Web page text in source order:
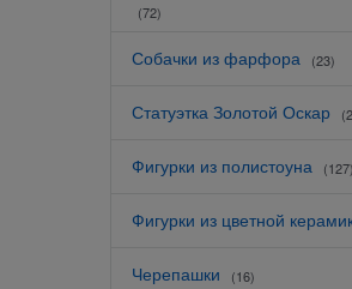
(72)
Собачки из фарфора (23)
Статуэтка Золотой Оскар
Фигурки из полистоуна (127)
Фигурки из цветной
Черепашки (16)